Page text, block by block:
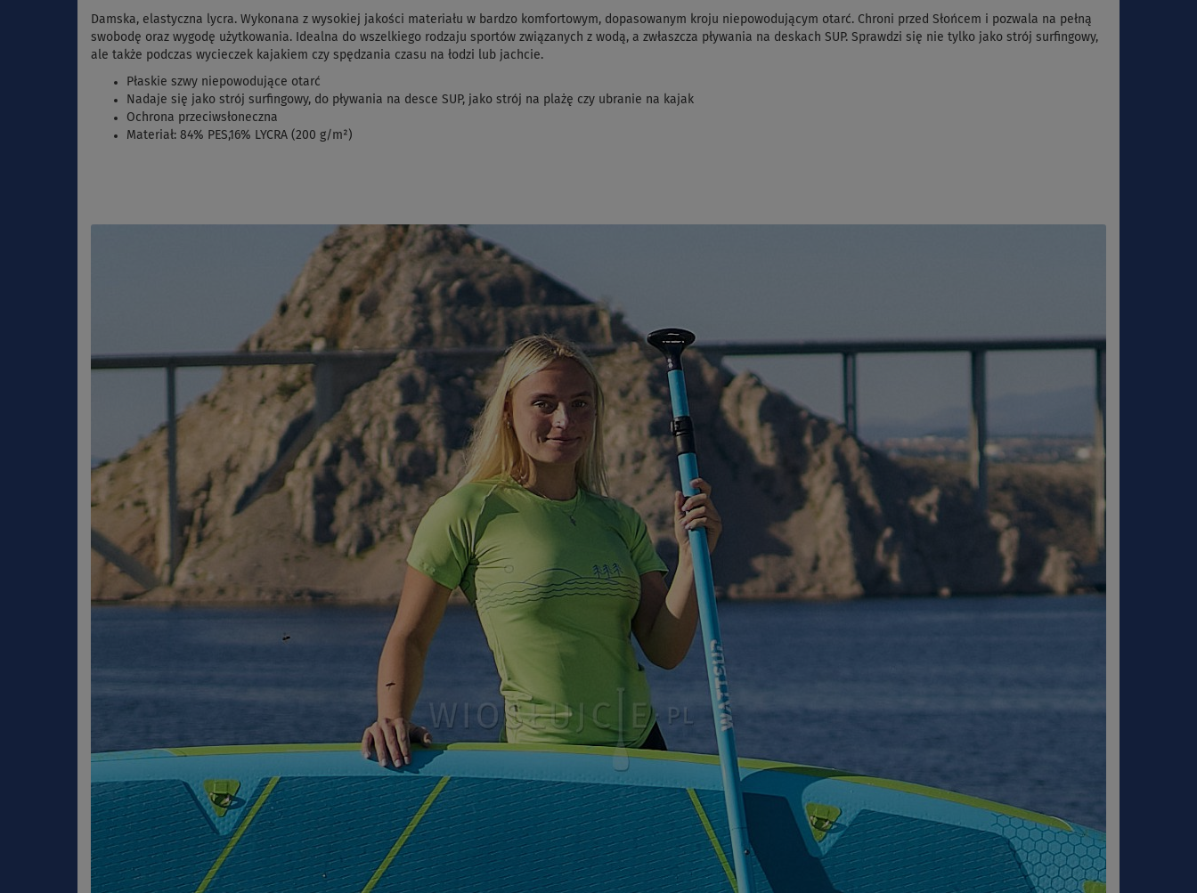
Damska, elastyczna lycra. Wykonana z wysokiej jakości materiału w bardzo komfortowym, dopasowanym kroju niepowodującym otarć. Chroni przed Słońcem i pozwala na pełną
swobodę oraz wygodę użytkowania. Idealna do wszelkiego rodzaju sportów związanych z wodą, a zwłaszcza pływania na deskach SUP. Sprawdzi się nie tylko jako strój surfingowy,
ale także podczas wycieczek kajakiem czy spędzania czasu na łodzi lub jachcie.
Płaskie szwy niepowodujące otarć
Nadaje się jako strój surfingowy, do pływania na desce SUP, jako strój na plażę czy ubranie na kajak
Ochrona przeciwsłoneczna
Materiał: 84% PES,16% LYCRA (200 g/m²)